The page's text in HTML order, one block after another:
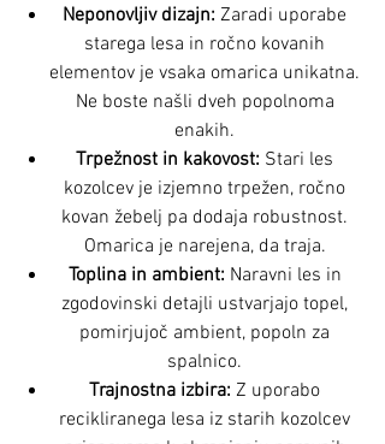
Neponovljiv dizajn: Zaradi uporabe
starega lesa in ročno kovanih
elementov je vsaka omarica unikatna.
Ne boste našli dveh popolnoma
enakih.
Trpežnost in kakovost: Stari les
kozolcev je izjemno trpežen, ročno
kovan žebelj pa dodaja robustnost.
Omarica je narejena, da traja.
Toplina in ambient: Naravni les in
zgodovinski detajli ustvarjajo topel,
pomirjujoč ambient, popoln za
spalnico.
Trajnostna izbira: Z uporabo
recikliranega lesa iz starih kozolcev